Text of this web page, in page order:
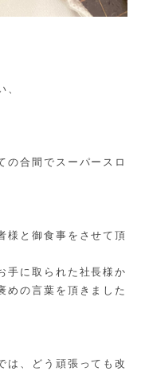
、
の合間でスーパースロ
様と御食事をさせて頂
手に取られた社長様か
めの言葉を頂きました
は、どう頑張っても改